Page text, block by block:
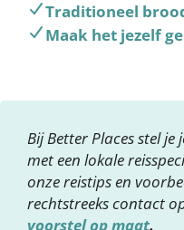
Traditioneel
Maak het jezelf
Bij Better Places stel je
met een lokale
onze reistips en
rechtstreeks contact
voorstel op maat.